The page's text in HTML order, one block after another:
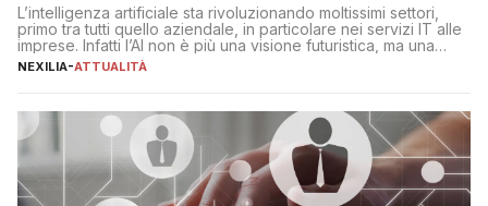
L’intelligenza artificiale sta rivoluzionando moltissimi settori,
primo tra tutti quello aziendale, in particolare nei servizi IT alle
imprese. Infatti l’AI non è più una visione futuristica, ma una
realtà operativa che sta portando a un cambio significativo in
operazioni, bensì comporta […]
NEXILIA-ATTUALITÀ